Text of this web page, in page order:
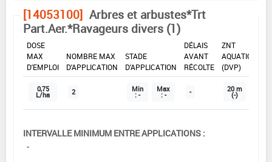
[14053100] Arbres et arbustes*Trt
Part.Aer.*Ravageurs divers (1)
DOSE
MAX
D'EMPLOI
NOMBRE MAX
D'APPLICATION
STADE
D'APPLICATION
DÉLAIS
AVANT
RÉCOLTE
ZNT
AQUATIQUE
(DVP)
0,75
L/ha 2 Min
: -
Max
: - - 20 m
(-)
INTERVALLE MINIMUM ENTRE APPLICATIONS :
-